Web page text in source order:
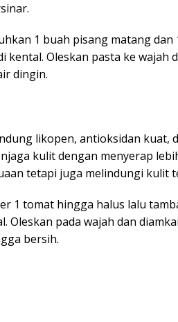
1 buah pisang matang dan
kental. Oleskan pasta ke wajah
dingin.
likopen, antioksidan kuat,
kulit dengan menyerap
tetapi juga melindungi kulit
1 tomat hingga halus lalu
Oleskan pada wajah dan
bersih.